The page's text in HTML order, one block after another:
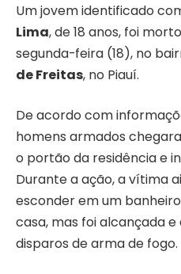
Um jovem identificado
Lima, de 18 anos, foi
segunda-feira (18), no
de Freitas, no Piauí.
De acordo com
homens armados
o portão da residência e
Durante a ação, a vítima
esconder em um
casa, mas foi alcançada
disparos de arma de fogo.